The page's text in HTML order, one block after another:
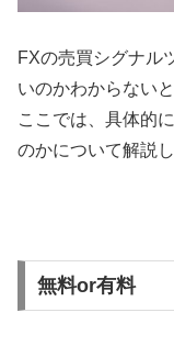
FXの売買シグナル
いのかわからない
ここでは、具体的
のかについて解説
無料or有料